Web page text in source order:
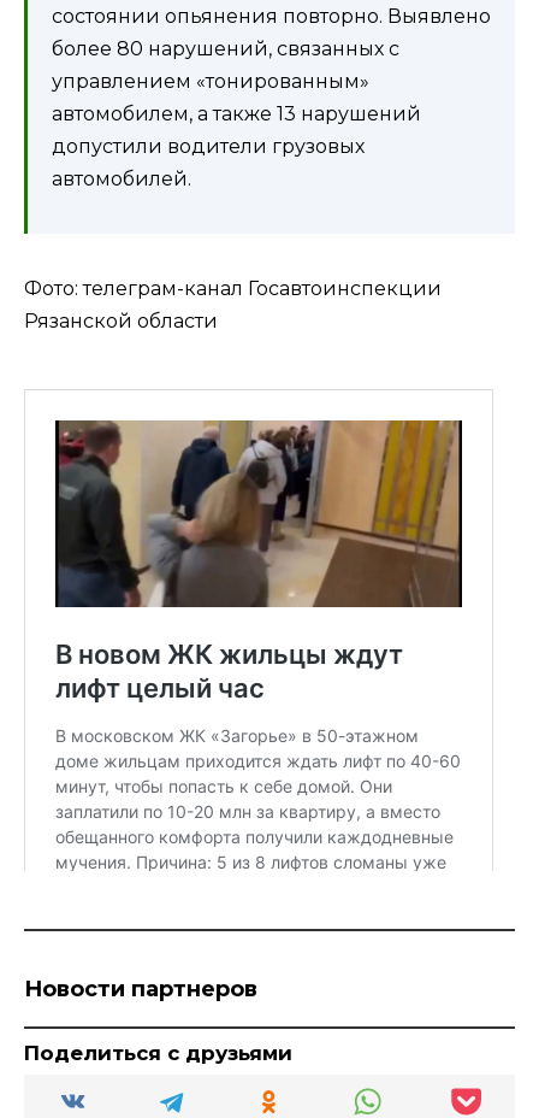
состоянии опьянения повторно. Выявлено
более 80 нарушений, связанных с
управлением «тонированным»
автомобилем, а также 13 нарушений
допустили водители грузовых
автомобилей.
Фото: телеграм-канал Госавтоинспекции
Рязанской области
Новости партнеров
Поделиться с друзьями